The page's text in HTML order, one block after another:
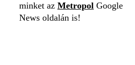
minket az Metropol Google
News oldalán is!